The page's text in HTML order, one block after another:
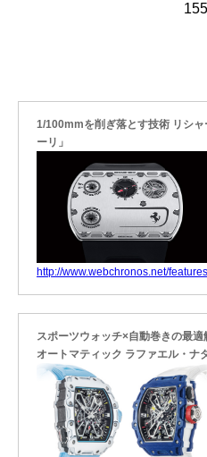
1/100mmを削ぎ落とす技術 リシ
ーリ」
http://www.webchronos.net/
スポーツウォッチ×自動巻きの最
オートマティック ラファエル・ナ